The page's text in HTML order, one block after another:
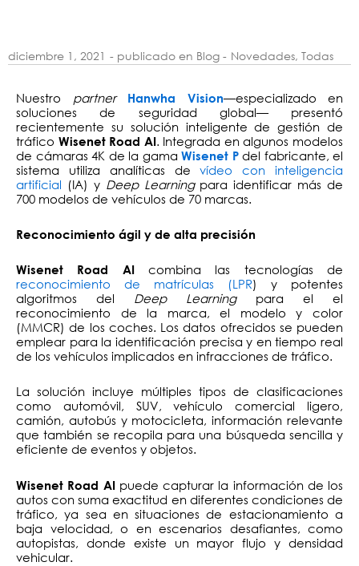
diciembre 1, 2021 - publicado en Blog - Novedades, Todas
Nuestro partner Hanwha Vision—especializado en
soluciones de seguridad global— presentó
recientemente su solución inteligente de gestión de
tráfico Wisenet Road AI. Integrada en algunos modelos
de cámaras 4K de la gama Wisenet Pdel fabricante, el
sistema utiliza analíticas devídeo con inteligencia
artificial (IA) y Deep Learningpara identificar más de
700 modelos de vehículos de 70 marcas.
Reconocimiento ágil y de alta precisión
Wisenet Road AIcombina las tecnologías de
reconocimiento de matrículas (LPR) y potentes
algoritmos del Deep Learningpara el el
reconocimiento de la marca, el modelo y color
(MMCR) de los coches. Los datos ofrecidos se pueden
emplear para la identificación precisa y en tiempo real
de los vehículos implicados en infracciones de tráfico.
La solución incluye múltiples tipos de clasificaciones
como automóvil, SUV, vehículo comercial ligero,
camión, autobús y motocicleta, información relevante
que también se recopila para una búsqueda sencilla y
eficiente de eventos y objetos.
Wisenet Road AIpuede capturar la información de los
autos con suma exactitud en diferentes condiciones de
tráfico, ya sea en situaciones de estacionamiento a
baja velocidad, o en escenarios desafiantes, como
autopistas, donde existe un mayor flujo y densidad
vehicular.